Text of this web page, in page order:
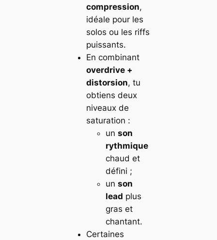
compression,
idéale pour les
solos ou les riffs
puissants.
En combinant
overdrive +
distorsion, tu
obtiens deux
niveaux de
saturation :
un son
rythmique
chaud et
défini ;
un son
lead plus
gras et
chantant.
Certaines